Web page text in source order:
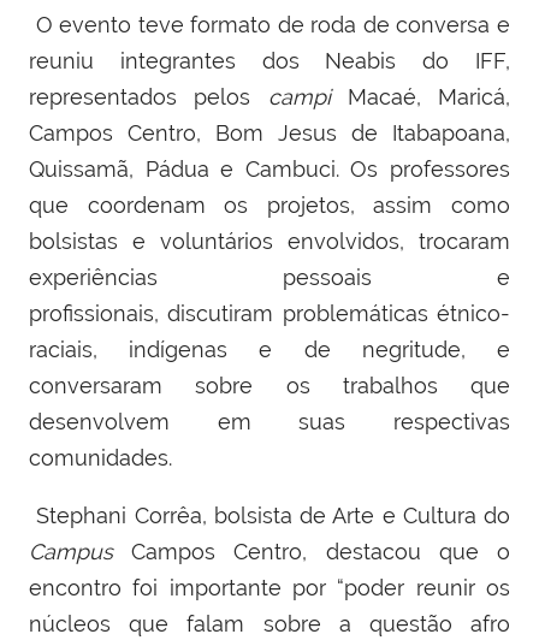
O evento teve formato de roda de conversa e
reuniu integrantes dos Neabis do IFF,
representados pelos campiMacaé, Maricá,
Campos Centro, Bom Jesus de Itabapoana,
Quissamã, Pádua e Cambuci. Os professores
que coordenam os projetos, assim como
bolsistas e voluntários envolvidos, trocaram
experiências pessoais e
profissionais,discutiram problemáticas étnico-
raciais, indígenas e de negritude, e
conversaram sobre os trabalhos que
desenvolvem em suas respectivas
comunidades.
Stephani Corrêa, bolsista de Arte e Cultura do
Campus
Campos Centro, destacou que o
encontro foi importante por “poder reunir os
núcleos que falam sobre a questão afro